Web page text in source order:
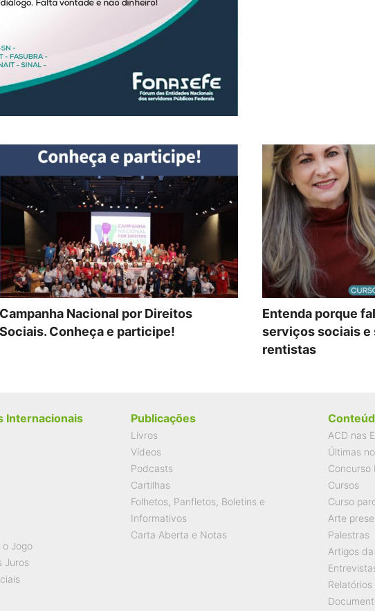
Campanha Nacional por Direitos
Sociais. Conheça e participe!
Entenda porque
serviços sociais e
rentistas
Internacionais
o Jogo
Juros
Publicações
Livros
Vídeos
Podcasts
Cartilhas
Folhetos, Panfletos, Boletins e
Informativos
Carta Aberta e Notas
ACD nas
Últimas
Concurso
Cursos
Curso
Arte
Palestras
Artigos da